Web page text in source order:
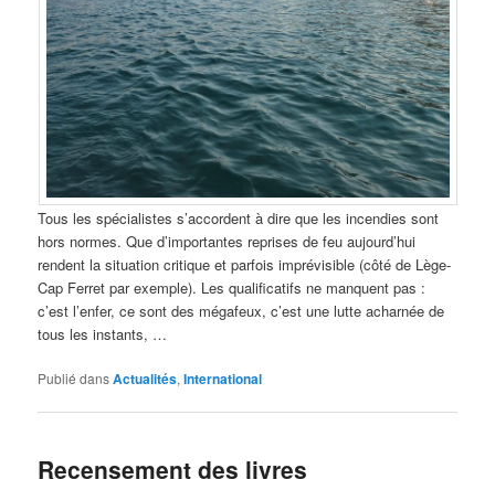
Tous les spécialistes s’accordent à dire que les incendies sont
hors normes. Que d’importantes reprises de feu aujourd’hui
rendent la situation critique et parfois imprévisible (côté de Lège-
Cap Ferret par exemple). Les qualificatifs ne manquent pas :
c’est l’enfer, ce sont des mégafeux, c’est une lutte acharnée de
tous les instants, …
Publié dansActualités,International
Recensement des livres